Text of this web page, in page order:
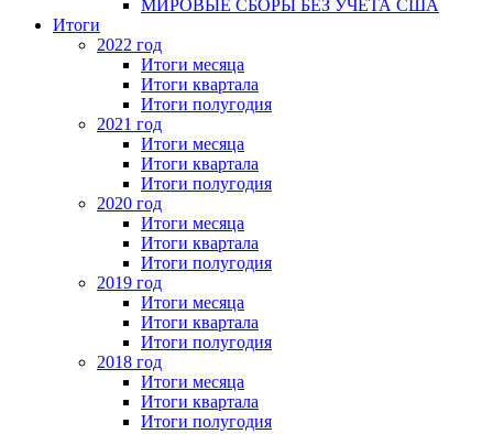
МИРОВЫЕ СБОРЫ БЕЗ УЧЕТА США
Итоги
2022 год
Итоги месяца
Итоги квартала
Итоги полугодия
2021 год
Итоги месяца
Итоги квартала
Итоги полугодия
2020 год
Итоги месяца
Итоги квартала
Итоги полугодия
2019 год
Итоги месяца
Итоги квартала
Итоги полугодия
2018 год
Итоги месяца
Итоги квартала
Итоги полугодия